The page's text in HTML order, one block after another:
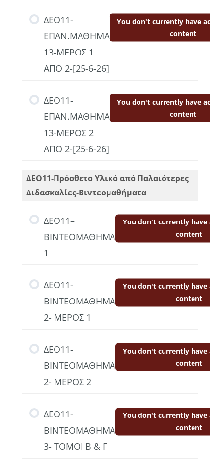
ΔΕΟ11-
ΕΠΑΝ.ΜΑΘΗΜΑ
13-ΜΕΡΟΣ 1
ΑΠΟ 2-[25-6-26]
You don't currently have
content
ΔΕΟ11-
ΕΠΑΝ.ΜΑΘΗΜΑ
13-ΜΕΡΟΣ 2
ΑΠΟ 2-[25-6-26]
You don't currently have
content
ΔΕΟ11-Πρόσθετο Υλικό από Παλαιότερες
Διδασκαλίες-Βιντεομαθήματα
ΔΕΟ11–
ΒΙΝΤΕΟΜΑΘΗΜΑ
1
You don't currently have
content
ΔΕΟ11-
ΒΙΝΤΕΟΜΑΘΗΜΑ
2- ΜΕΡΟΣ 1
You don't currently have
content
ΔΕΟ11-
ΒΙΝΤΕΟΜΑΘΗΜΑ
2- ΜΕΡΟΣ 2
You don't currently have
content
ΔΕΟ11-
ΒΙΝΤΕΟΜΑΘΗΜΑ
3- ΤΟΜΟΙ Β & Γ
You don't currently have
content